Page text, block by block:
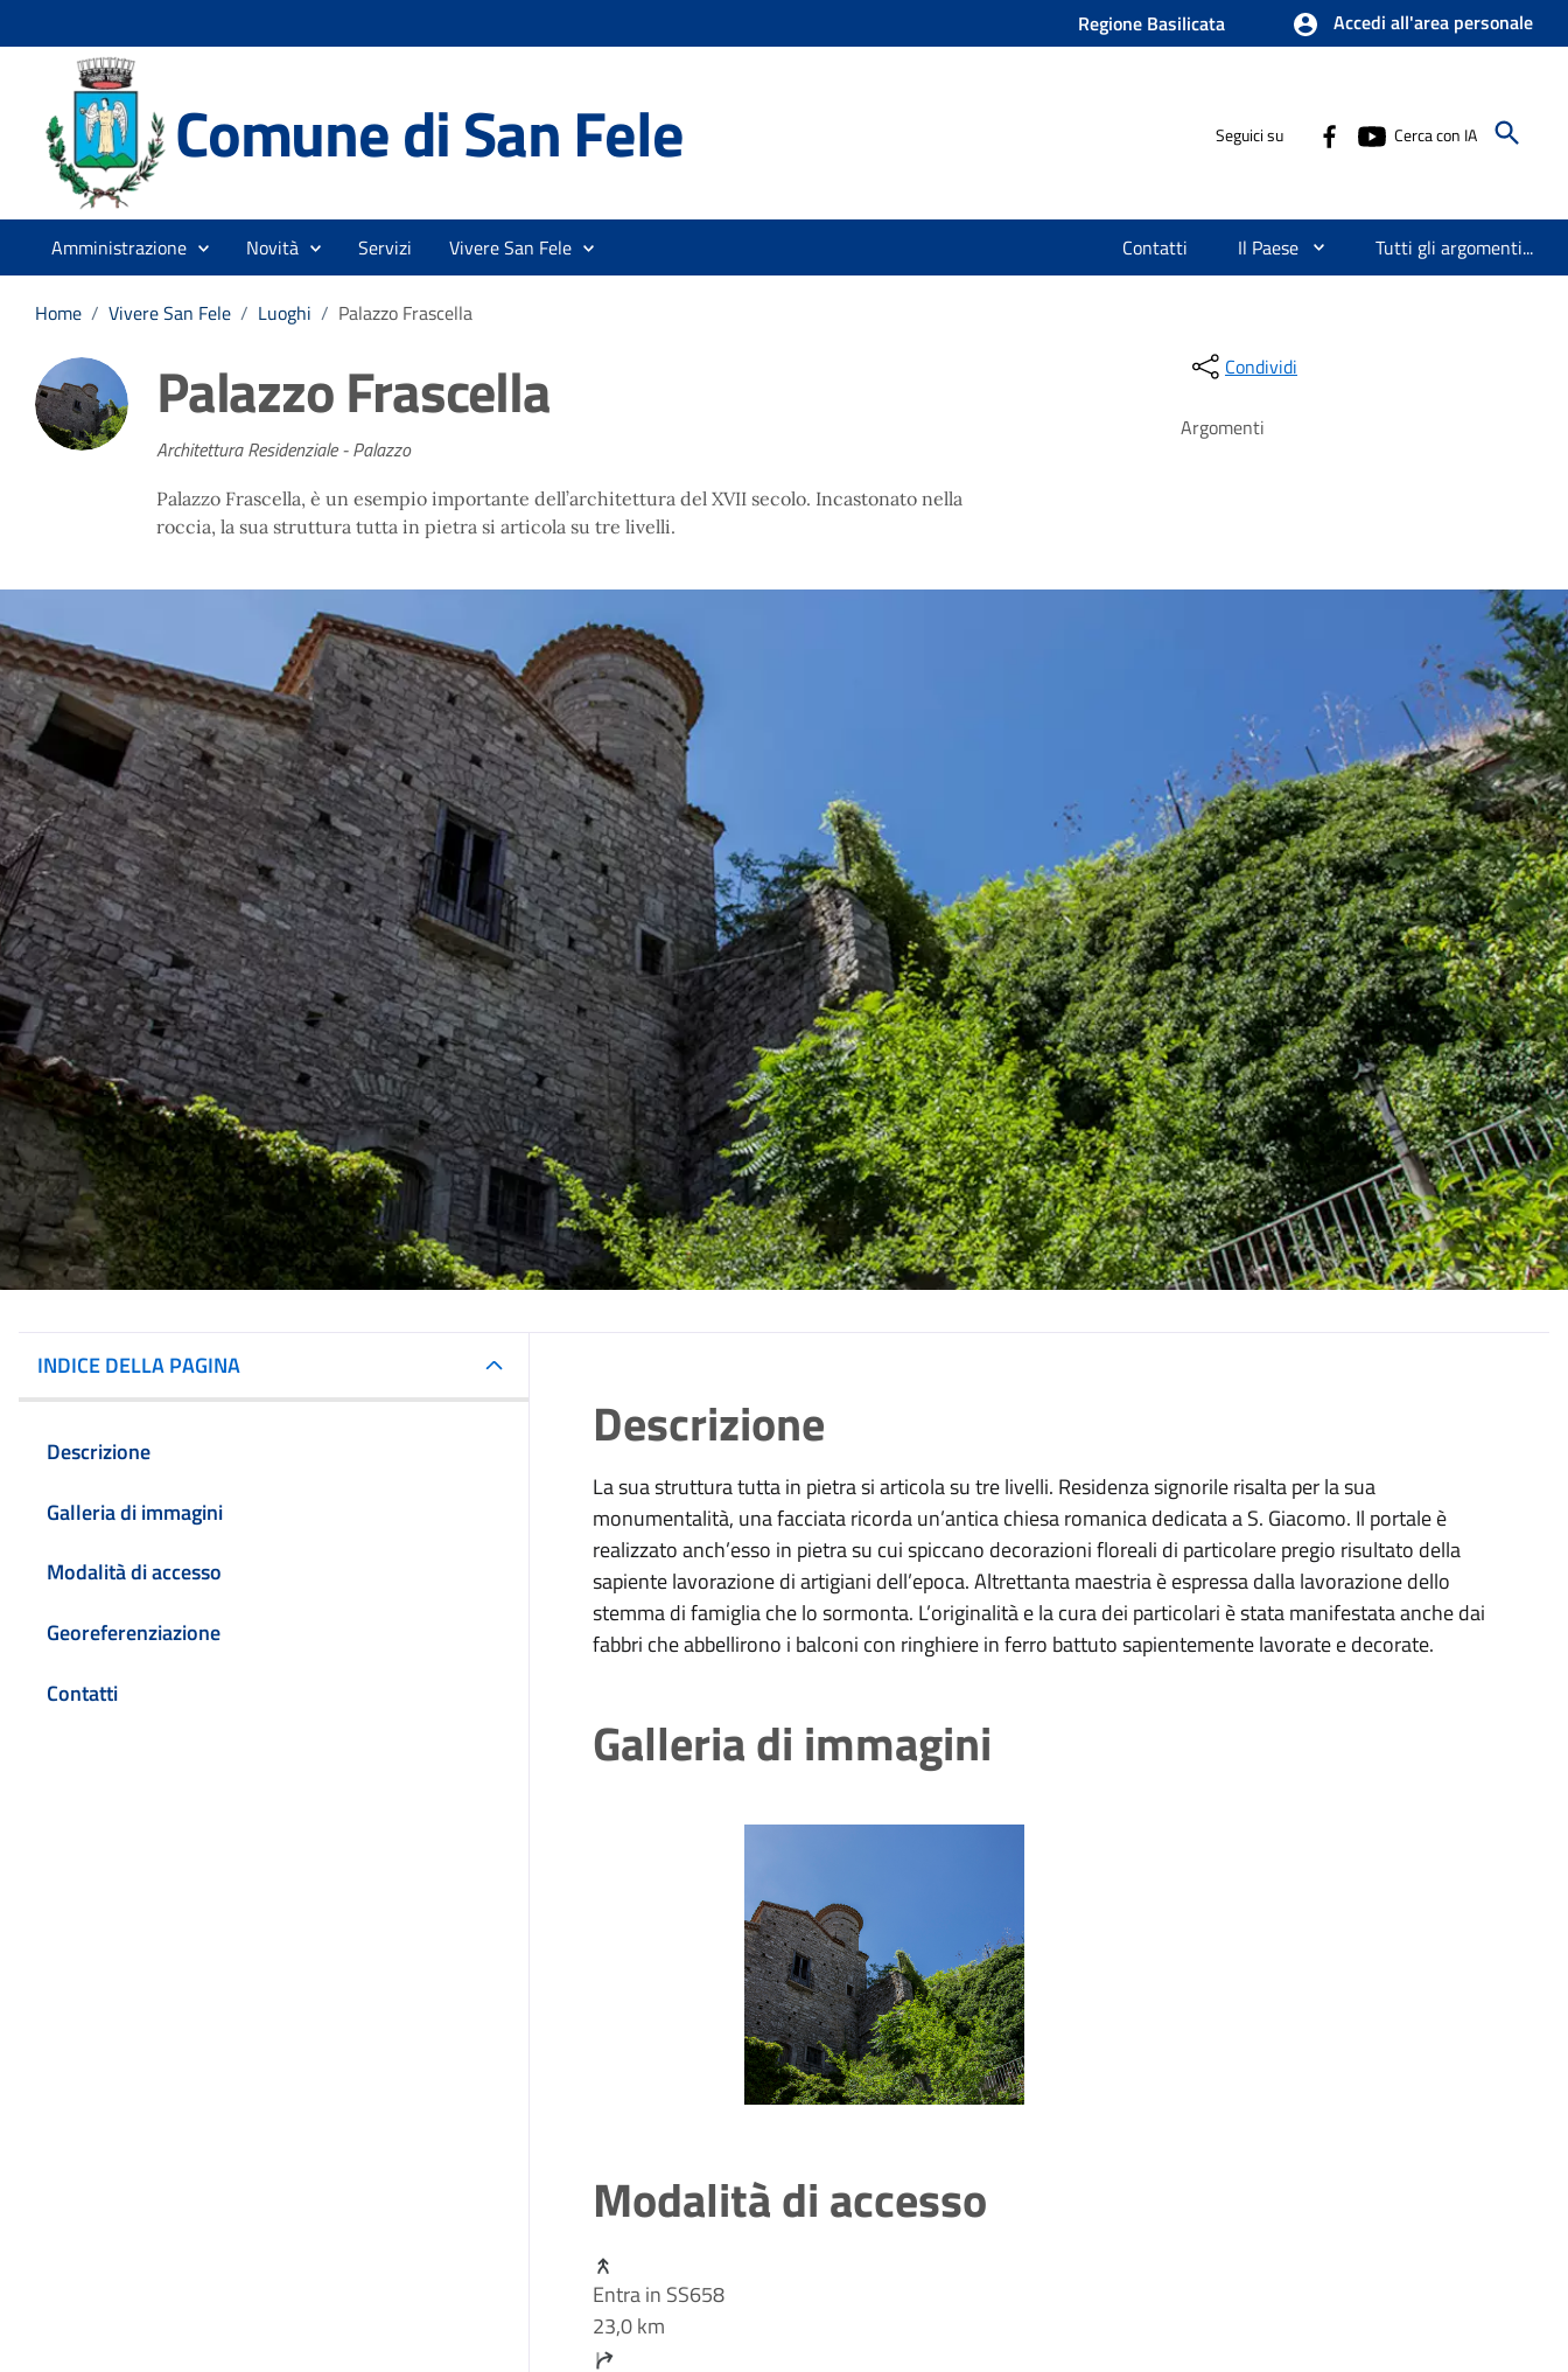
Regione Basilicata Accedi all'area personale
Comune di San Fele Seguici su Cerca con IA
Amministrazione Novità Servizi Vivere San Fele Contatti Il Paese Tutti gli argomenti...
Home / Vivere San Fele / Luoghi / Palazzo Frascella
Palazzo Frascella
Architettura Residenziale - Palazzo
Palazzo Frascella, è un esempio importante dell’architettura del XVII secolo. Incastonato nella
roccia, la sua struttura tutta in pietra si articola su tre livelli.
Condividi
Argomenti
INDICE DELLA PAGINA
Descrizione
Galleria di immagini
Modalità di accesso
Georeferenziazione
Contatti
Descrizione
La sua struttura tutta in pietra si articola su tre livelli. Residenza signorile risalta per la sua
monumentalità, una facciata ricorda un’antica chiesa romanica dedicata a S. Giacomo. Il portale è
realizzato anch’esso in pietra su cui spiccano decorazioni floreali di particolare pregio risultato della
sapiente lavorazione di artigiani dell’epoca. Altrettanta maestria è espressa dalla lavorazione dello
stemma di famiglia che lo sormonta. L’originalità e la cura dei particolari è stata manifestata anche dai
fabbri che abbellirono i balconi con ringhiere in ferro battuto sapientemente lavorate e decorate.
Galleria di immagini
Modalità di accesso
Entra in SS658
23,0 km